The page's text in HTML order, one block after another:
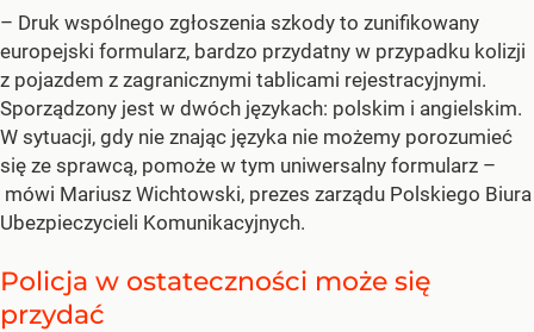
– Druk wspólnego zgłoszenia szkody to zunifikowany
europejski formularz, bardzo przydatny w przypadku kolizji
z pojazdem z zagranicznymi tablicami rejestracyjnymi.
Sporządzony jest w dwóch językach: polskim i angielskim.
W sytuacji, gdy nie znając języka nie możemy porozumieć
się ze sprawcą, pomoże w tym uniwersalny formularz –
mówi Mariusz Wichtowski, prezes zarządu Polskiego Biura
Ubezpieczycieli Komunikacyjnych.
Policja w ostateczności może się
przydać